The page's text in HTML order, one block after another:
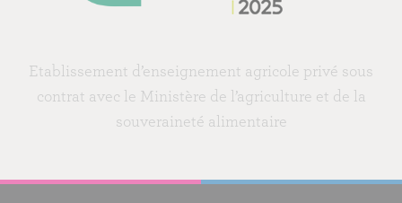
Etablissement d’enseignement agricole privé sous
contrat avec le Ministère de l’agriculture et de la
souveraineté alimentaire